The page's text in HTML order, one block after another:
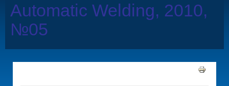
Automatic Welding, 2010,
№05